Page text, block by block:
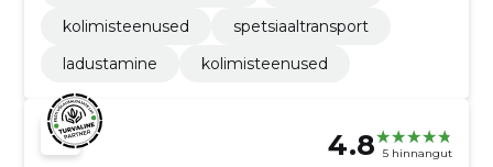
kolimisteenused
spetsiaaltransport
ladustamine
kolimisteenused
4.8 5 hinnangut